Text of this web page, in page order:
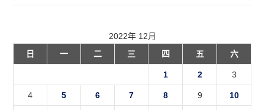
2022年 12月
日
一 二 三 四 五 六
1 2 3
4 5 6 7 8 9 10